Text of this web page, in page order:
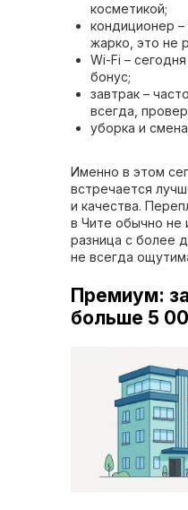
косметикой;
кондиционер
жарко, это не
Wi-Fi –
бонус;
завтрак –
всегда,
уборка и
Именно в этом
встречается
и качества.
в Чите обычно не
разница с более
не всегда
Премиум:
больше 5